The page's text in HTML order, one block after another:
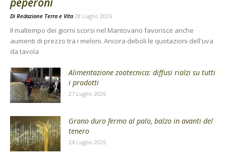
Di Redazione Terra e Vita 28 Luglio 2026
Il maltempo dei giorni scorsi nel Mantovano favorisce anche
aumenti di prezzo tra i meloni. Ancora deboli le quotazioni dell'uva
da tavola
Alimentazione zootecnica: diffusi rialzi su tutti
i prodotti
27 Luglio 2026
Grano duro fermo al palo, balzo in avanti del
tenero
24 Luglio 2026